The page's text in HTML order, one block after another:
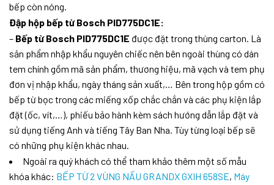
bếp còn nóng.
Đập hộp bếp từ Bosch PID775DC1E:
– Bếp từ Bosch PID775DC1E được đặt trong thùng carton. Là
sản phẩm nhập khẩu nguyên chiếc nên bên ngoài thùng có dán
tem chính gồm mã sản phẩm, thương hiệu, mã vạch và tem phụ
đơn vị nhập khẩu, ngày tháng sản xuất,… Bên trong hộp gồm có
bếp từ bọc trong các miếng xốp chắc chắn và các phụ kiện lắp
đặt (ốc, vít,…), phiếu bảo hành kèm sách hướng dẫn lắp đặt và
sử dụng tiếng Anh và tiếng Tây Ban Nha. Tùy từng loại bếp sẽ
có những phụ kiện khác nhau.
Ngoài ra quý khách có thể tham khảo thêm một số mẫu
khóa khác: BẾP TỪ 2 VÙNG NẤU GRANDX GXIH 658SE, Máy